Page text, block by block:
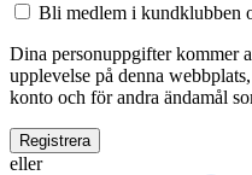
Bli medlem i kundklubben
Dina personuppgifter kommer
upplevelse på denna
konto och för andra ändamål
Registrera
eller